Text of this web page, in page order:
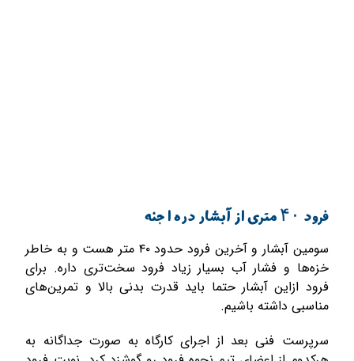
فرود ۴۰ متری از آبشار دره اجنه
سومین آبشار و آخرین فرود حدود ۴۰ متر هست و به خاطر
خزه‌ها و فشار آب بسیار زیاد فرود سخت‌تری داره. برای
فرود ازاین آبشار حتما باید قدرت بدنی بالا و تمرین‌های
مناسبی داشته باشیم.
سرپرست فنی بعد از اجرای کارگاه به صورت جداگانه به